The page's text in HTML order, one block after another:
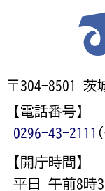
〒304-8501 茨
【電話番号】
0296-43-2111
【開庁時間】
平日 午前8時